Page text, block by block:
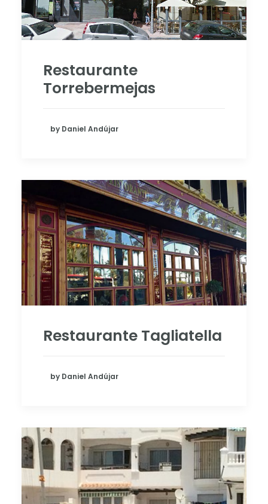
Restaurante
Torrebermejas
by Daniel Andújar
Restaurante Tagliatella
by Daniel Andújar